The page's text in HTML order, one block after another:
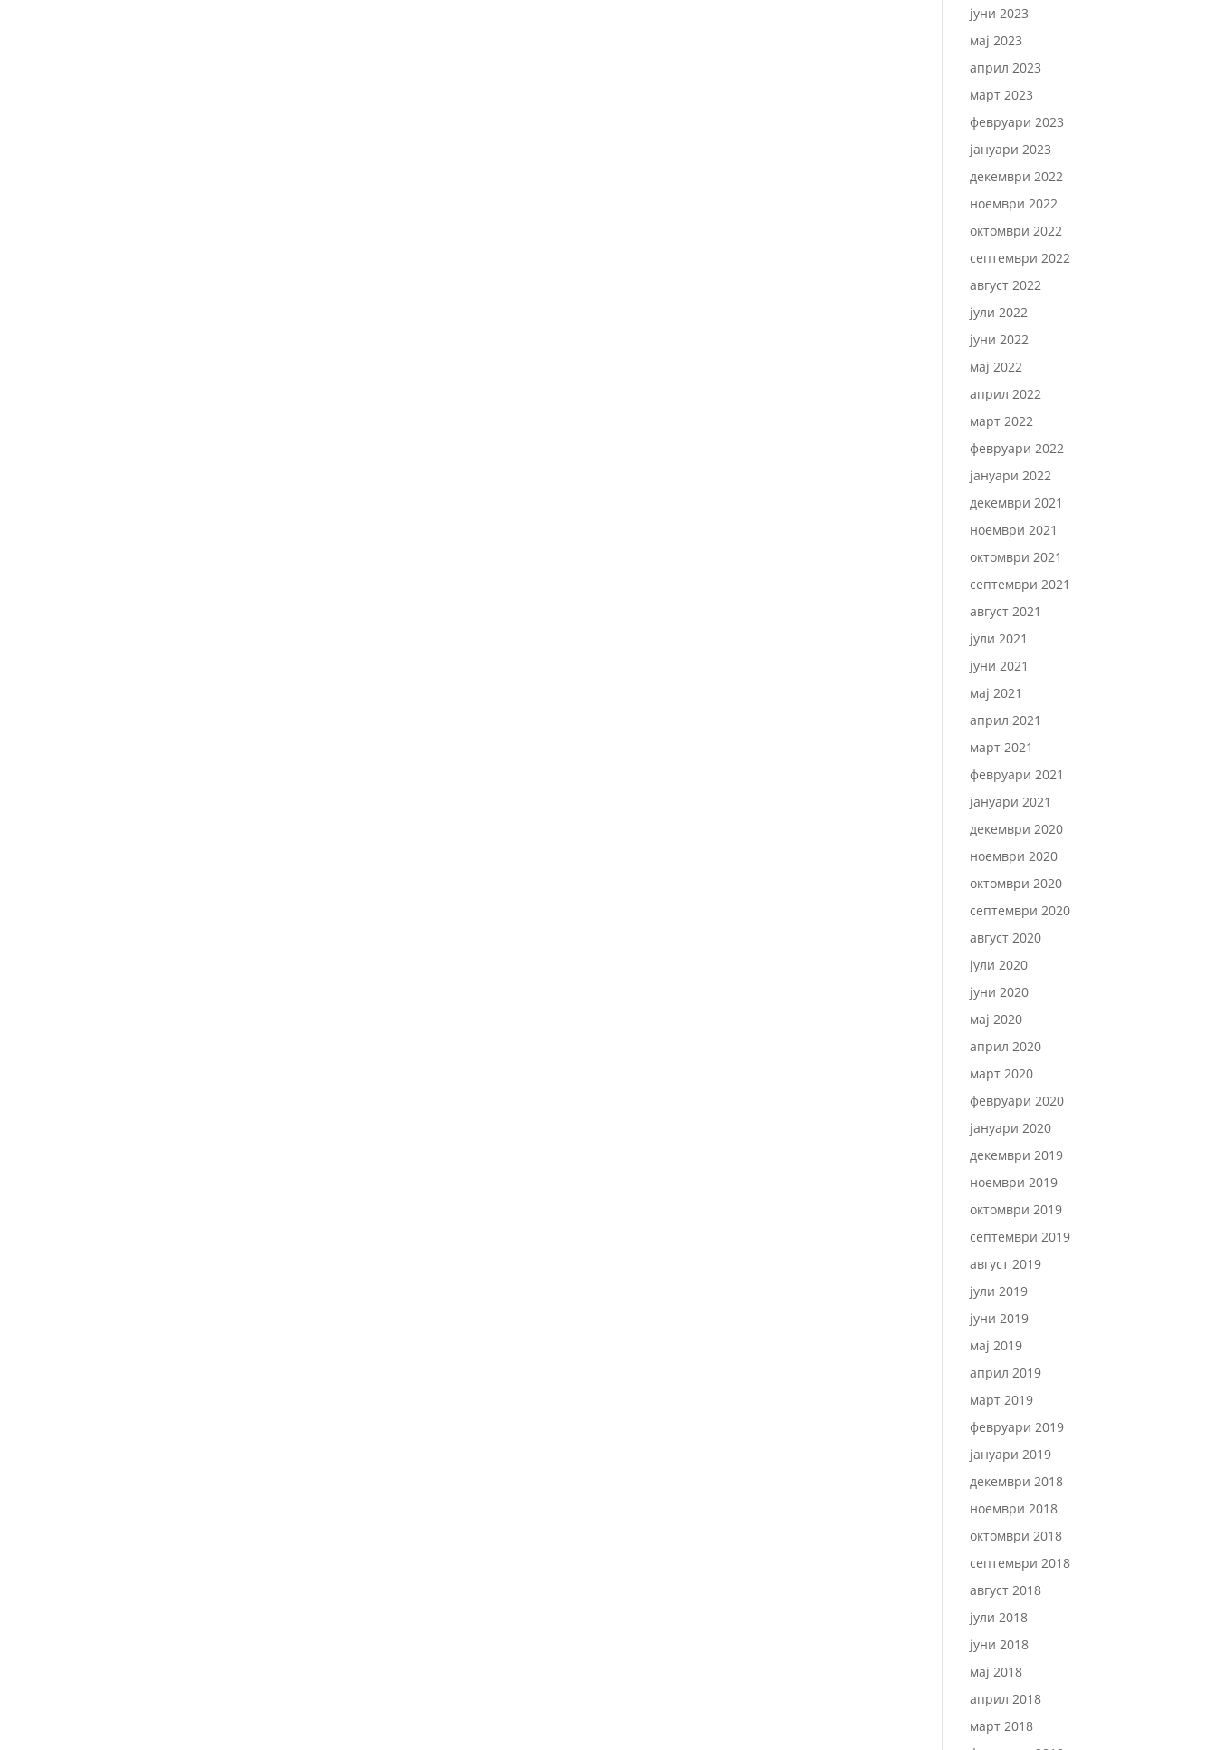
јуни 2023
мај 2023
април 2023
март 2023
февруари 2023
јануари 2023
декември 2022
ноември 2022
октомври 2022
септември 2022
август 2022
јули 2022
јуни 2022
мај 2022
април 2022
март 2022
февруари 2022
јануари 2022
декември 2021
ноември 2021
октомври 2021
септември 2021
август 2021
јули 2021
јуни 2021
мај 2021
април 2021
март 2021
февруари 2021
јануари 2021
декември 2020
ноември 2020
октомври 2020
септември 2020
август 2020
јули 2020
јуни 2020
мај 2020
април 2020
март 2020
февруари 2020
јануари 2020
декември 2019
ноември 2019
октомври 2019
септември 2019
август 2019
јули 2019
јуни 2019
мај 2019
април 2019
март 2019
февруари 2019
јануари 2019
декември 2018
ноември 2018
октомври 2018
септември 2018
август 2018
јули 2018
јуни 2018
мај 2018
април 2018
март 2018